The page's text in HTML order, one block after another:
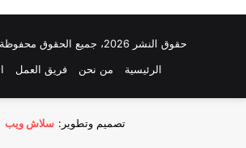
حقوق النشر 2026، جميع الحقوق محفوظة © نبأ مصر
الرئيسية
من نحن فريق العمل
تصميم وتطوير: سلاش ويب